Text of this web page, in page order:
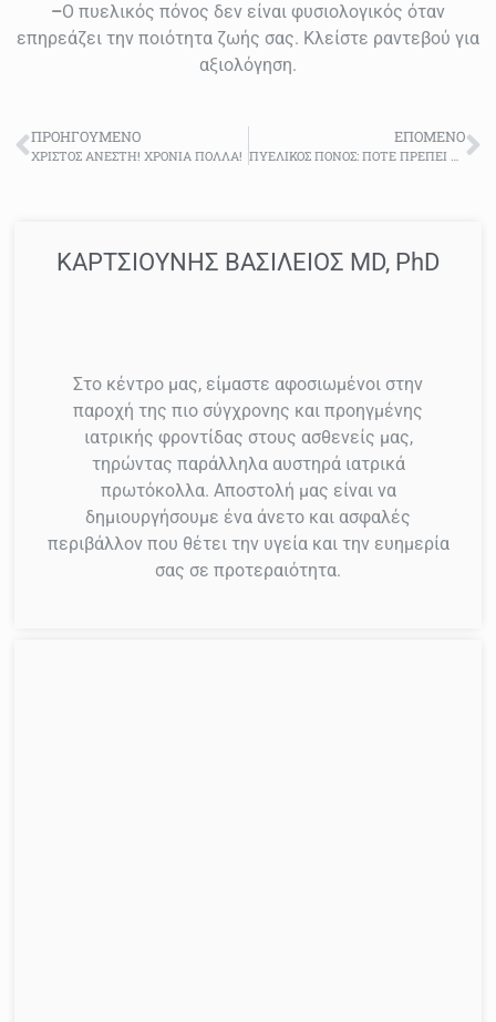
–Ο πυελικός πόνος δεν είναι φυσιολογικός όταν
επηρεάζει την ποιότητα ζωής σας. Κλείστε ραντεβού για
αξιολόγηση.
ΠΡΟΗΓΟΎΜΕΝΟ
ΧΡΙΣΤΟΣ ΑΝΕΣΤΗ! ΧΡΟΝΙΑ ΠΟΛΛΑ!
ΕΠΌΜΕΝΟ
ΠΥΕΛΙΚΟΣ ΠΟΝΟΣ: ΠΟΤΕ ΠΡΕΠΕΙ ΝΑ ΑΝΗΣΥΧΗΣΕΤΕ
ΚΑΡΤΣΙΟΥΝΗΣ ΒΑΣΙΛΕΙΟΣ MD, PhD
Στο κέντρο μας, είμαστε αφοσιωμένοι στην
παροχή της πιο σύγχρονης και προηγμένης
ιατρικής φροντίδας στους ασθενείς μας,
τηρώντας παράλληλα αυστηρά ιατρικά
πρωτόκολλα. Αποστολή μας είναι να
δημιουργήσουμε ένα άνετο και ασφαλές
περιβάλλον που θέτει την υγεία και την ευημερία
σας σε προτεραιότητα.